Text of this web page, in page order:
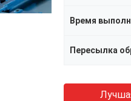
Время
Пересылка